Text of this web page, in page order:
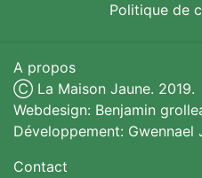
Politique de
A propos
Ⓒ La Maison Jaune. 2019.
Webdesign: Benjamin
Développement: Gwennael
Contact